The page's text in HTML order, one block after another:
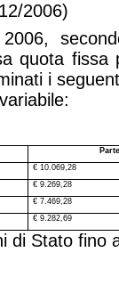
2006)
quota fissa
i
€ 10.069,28
€ 9.269,28
€ 7.469,28
€ 9.282,69
di Stato fino